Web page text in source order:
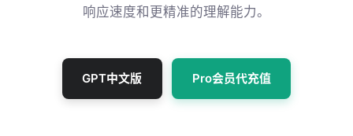
响应速度和更精准的理解能力。
GPT中文版 Pro会员代充值